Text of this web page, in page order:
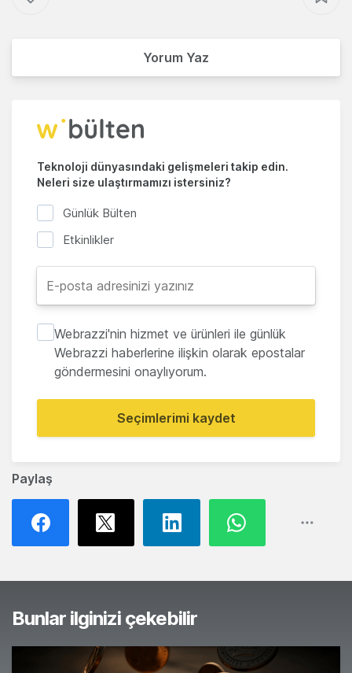
Paylaş
Yorum Yaz
Teknoloji dünyasındaki gelişmeleri takip edin.
Neleri size ulaştırmamızı istersiniz?
Günlük Bülten
Etkinlikler
Webrazzi'nin hizmet ve ürünleri ile günlük
Webrazzi haberlerine ilişkin olarak epostalar
göndermesini onaylıyorum.
Seçimlerimi kaydet
Bunlar ilginizi çekebilir